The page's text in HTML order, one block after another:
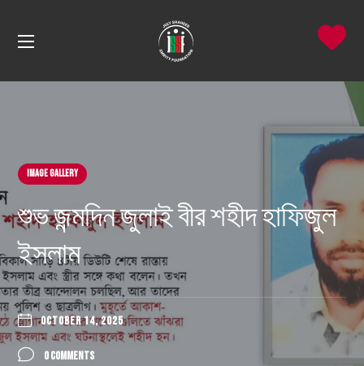
Image Gallery
শুভ জন্মদিন জুলাই বীর শহীদ হাফিজুল
ইসলাম
OCTOBER 14, 2025
0 COMMENTS